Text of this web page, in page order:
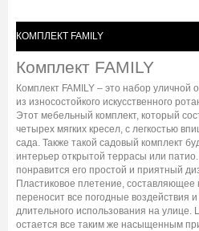
КОМПЛЕКТ FAMILY
Комплект FAMILY
Комплект FAMILY – это набор
из износостойкого искусственного
Этот мебельный комплект, который
четырех мягких кресел, с легкостью
сада. Также такой садовый комплект
интерьер открытой террасы или
понравится его простой и приятный
Пластиковое плетение,
переносит все погодные воздействия
длительного использования на улице.
остается все таким же насыщенным